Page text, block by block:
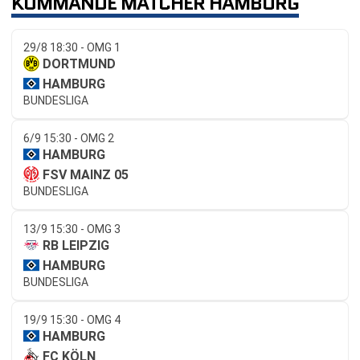
29/8 18:30 - OMG 1
DORTMUND
HAMBURG
BUNDESLIGA
6/9 15:30 - OMG 2
HAMBURG
FSV MAINZ 05
BUNDESLIGA
13/9 15:30 - OMG 3
RB LEIPZIG
HAMBURG
BUNDESLIGA
19/9 15:30 - OMG 4
HAMBURG
FC KÖLN